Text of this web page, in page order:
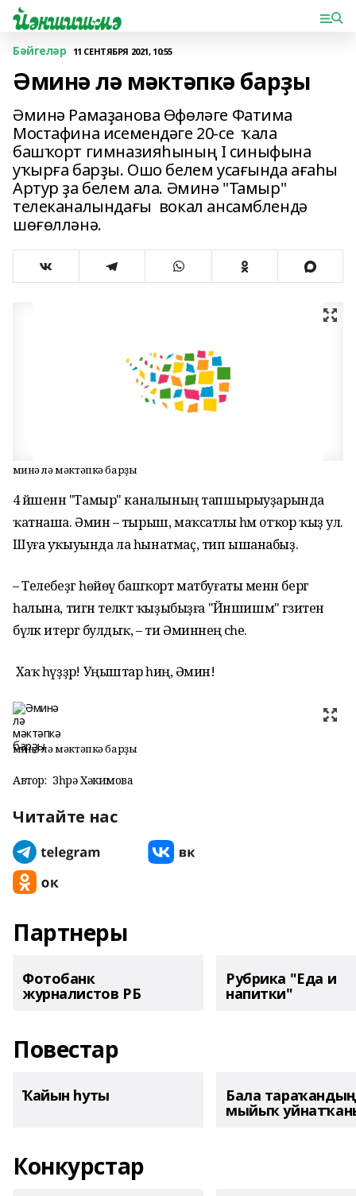
Бәйгеләр 11 СЕНТЯБРЯ 2021, 10:55
Әминә лә мәктәпкә барҙы
Әминә Рамаҙанова Өфөләге Фатима
Мостафина исемендәге 20-се ҡала
башҡорт гимназияһының I синыфына
уҡырға барҙы. Ошо белем усағында ағаһы
Артур ҙа белем ала. Әминә "Тамыр"
телеканалындағы вокал ансамблендә
шөғөлләнә.
Әминә лә мәктәпкә барҙы
4 йәшенән "Тамыр" каналының тапшырыуҙарында
ҡатнаша. Әминә – тырыш, маҡсатлы һәм отҡор ҡыҙ ул.
Шуға уҡыуында ла һынатмаҫ, тип ышанабыҙ.
– Телебеҙгә һөйөү башҡорт матбуғаты менән бергә
һалына, тигән теләктә ҡыҙыбыҙға "Йәншишмә" гәзитен
бүләк итергә булдыҡ, – ти Әминәнең әсәһе.
Хаҡ һүҙҙәр! Уңыштар һиңә, Әминә!
Әминә лә мәктәпкә барҙы
Автор: Зөһрә Хәкимова
Читайте нас
Партнеры
Фотобанк
журналистов РБ
Рубрика "Еда и
напитки"
Повестар
Ҡайын һуты Бала тараҡандың
мыйыҡ
Конкурстар